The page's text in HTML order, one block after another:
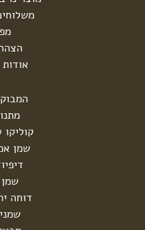
קוליקו
שמן
שמן
דוחה